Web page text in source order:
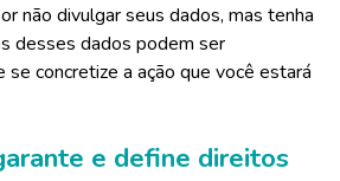
não divulgar seus dados, mas tenha
desses dados podem ser
se concretize a ação que você estará
e define direitos